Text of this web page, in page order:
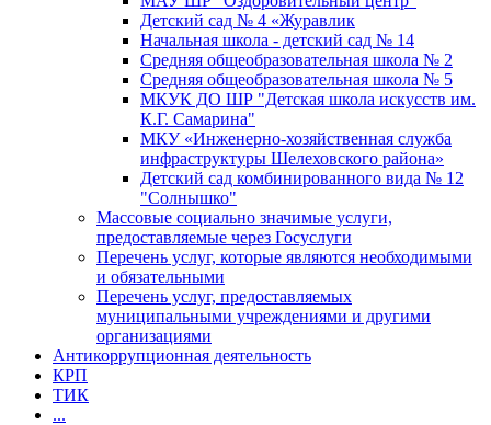
Детский сад № 4 «Журавлик
Начальная школа - детский сад № 14
Средняя общеобразовательная школа № 2
Средняя общеобразовательная школа № 5
МКУК ДО ШР "Детская школа искусств им.
К.Г. Самарина"
МКУ «Инженерно-хозяйственная служба
инфраструктуры Шелеховского района»
Детский сад комбинированного вида № 12
"Солнышко"
Массовые социально значимые услуги,
предоставляемые через Госуслуги
Перечень услуг, которые являются необходимыми
и обязательными
Перечень услуг, предоставляемых
муниципальными учреждениями и другими
организациями
Антикоррупционная деятельность
КРП
ТИК
...